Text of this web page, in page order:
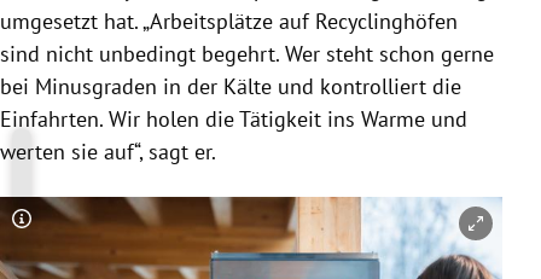
umgesetzt hat. „Arbeitsplätze auf Recyclinghöfen
sind nicht unbedingt begehrt. Wer steht schon gerne
bei Minusgraden in der Kälte und kontrolliert die
Einfahrten. Wir holen die Tätigkeit ins Warme und
werten sie auf“, sagt er.
Copyright-Hinweis öffnen/schließen